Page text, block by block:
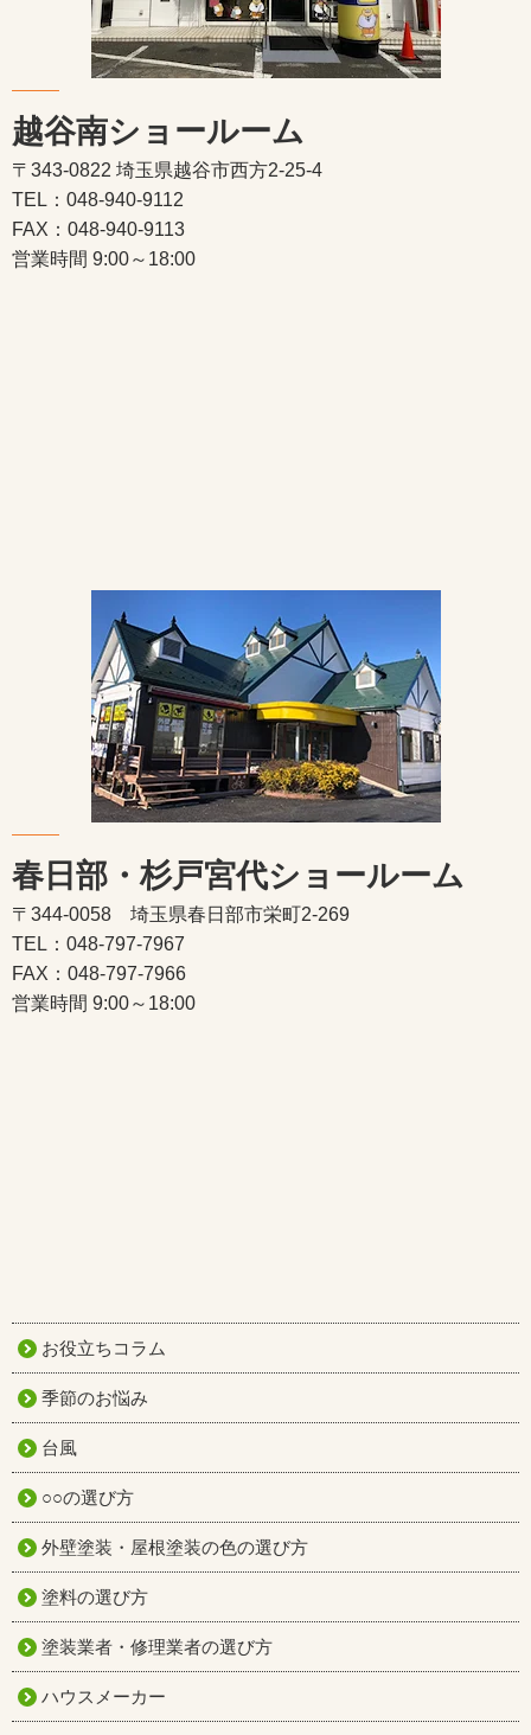
越谷南ショールーム
〒343-0822 埼玉県越谷市西方2-25-4
TEL：048-940-9112
FAX：048-940-9113
営業時間 9:00～18:00
春日部・杉戸宮代ショールーム
〒344-0058 埼玉県春日部市栄町2-269
TEL：048-797-7967
FAX：048-797-7966
営業時間 9:00～18:00
お役立ちコラム
季節のお悩み
台風
○○の選び方
外壁塗装・屋根塗装の色の選び方
塗料の選び方
塗装業者・修理業者の選び方
ハウスメーカー